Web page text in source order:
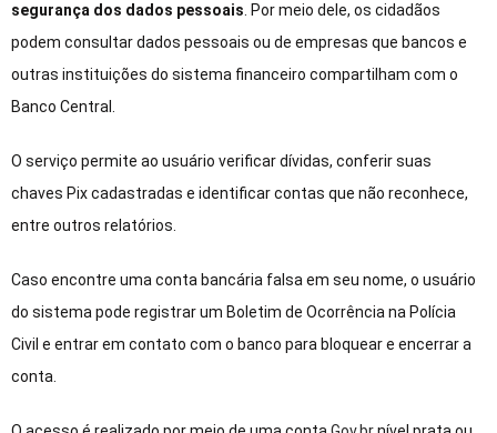
segurança dos dados pessoais. Por meio dele, os cidadãos
podem consultar dados pessoais ou de empresas que bancos e
outras instituições do sistema financeiro compartilham com o
Banco Central.
O serviço permite ao usuário verificar dívidas, conferir suas
chaves Pix cadastradas e identificar contas que não reconhece,
entre outros relatórios.
Caso encontre uma conta bancária falsa em seu nome, o usuário
do sistema pode registrar um Boletim de Ocorrência na Polícia
Civil e entrar em contato com o banco para bloquear e encerrar a
conta.